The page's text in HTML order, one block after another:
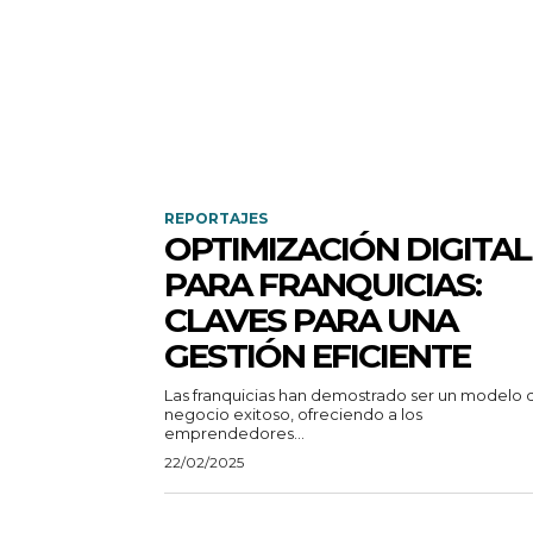
REPORTAJES
OPTIMIZACIÓN DIGITAL
PARA FRANQUICIAS:
CLAVES PARA UNA
GESTIÓN EFICIENTE
Las franquicias han demostrado ser un modelo
negocio exitoso, ofreciendo a los
emprendedores...
22/02/2025